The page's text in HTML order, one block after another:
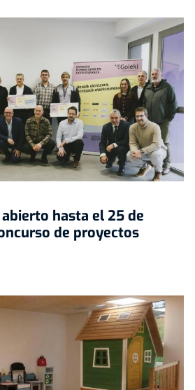
hasta el 25 de
de proyectos